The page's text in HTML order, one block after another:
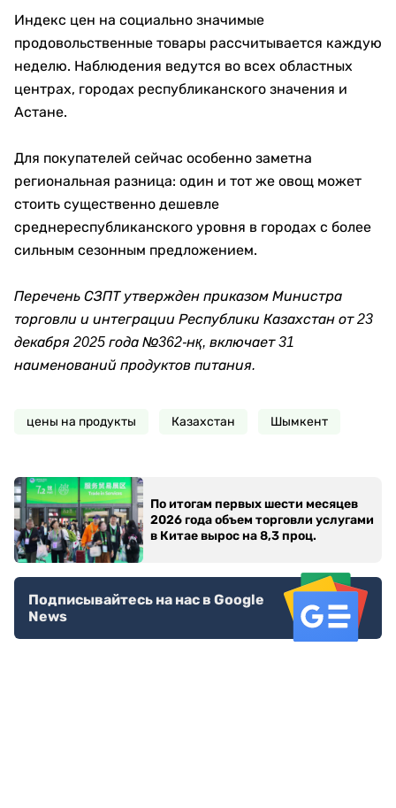
Индекс цен на социально значимые
продовольственные товары рассчитывается каждую
неделю. Наблюдения ведутся во всех областных
центрах, городах республиканского значения и
Астане.
Для покупателей сейчас особенно заметна
региональная разница: один и тот же овощ может
стоить существенно дешевле
среднереспубликанского уровня в городах с более
сильным сезонным предложением.
Перечень СЗПТ утвержден приказом Министра
торговли и интеграции Республики Казахстан от 23
декабря 2025 года №362-нқ, включает 31
наименований продуктов питания.
цены на продукты Казахстан Шымкент
По итогам первых шести месяцев
2026 года объем торговли услугами
в Китае вырос на 8,3 проц.
Подписывайтесь на нас в Google
News